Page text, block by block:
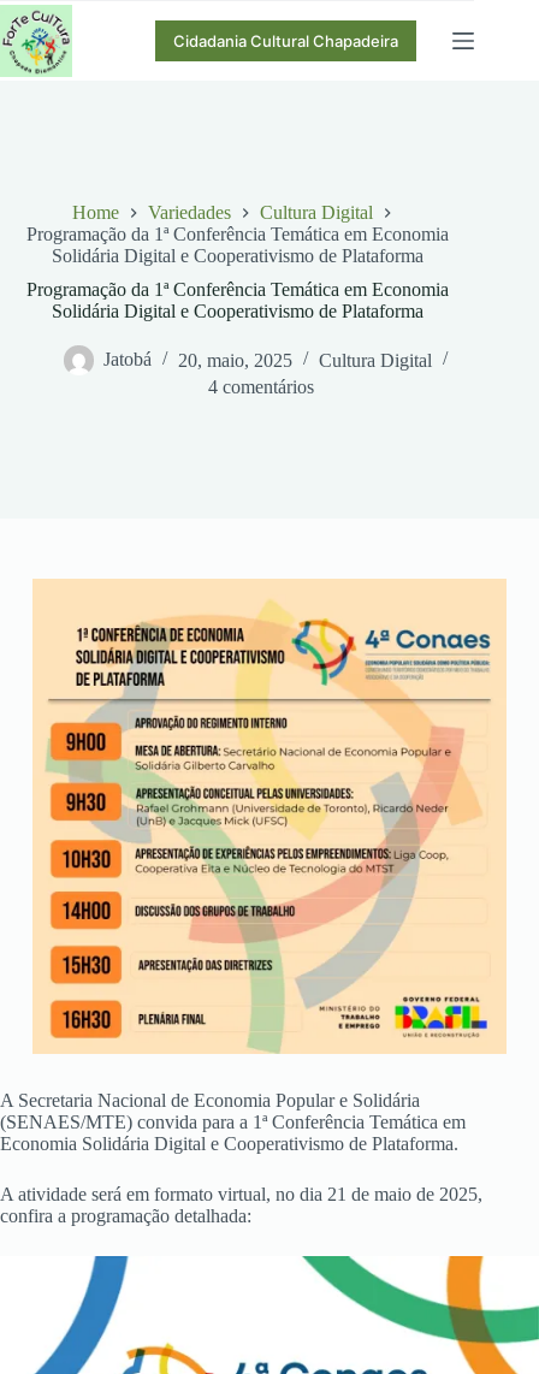
Pular
para
o
conteúdo
Cidadania Cultural Chapadeira
Home Variedades
Cultura Digital
Programação da 1ª Conferência Temática em Economia
Solidária Digital e Cooperativismo de Plataforma
Programação da 1ª Conferência Temática em Economia
Solidária Digital e Cooperativismo de Plataforma
Jatobá 20, maio, 2025
Cultura Digital
4 comentários
A Secretaria Nacional de Economia Popular e Solidária
(SENAES/MTE) convida para a 1ª Conferência Temática em
Economia Solidária Digital e Cooperativismo de Plataforma.
A atividade será em formato virtual, no dia 21 de maio de 2025,
confira a programação detalhada: